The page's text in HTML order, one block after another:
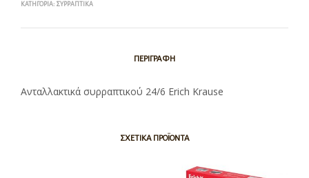
ΚΑΤΗΓΟΡΊΑ: ΣΥΡΡΑΠΤΙΚΆ
ΠΕΡΙΓΡΑΦΉ
Ανταλλακτικά συρραπτικού 24/6 Erich Krause
ΣΧΕΤΙΚΆ ΠΡΟΪΌΝΤΑ